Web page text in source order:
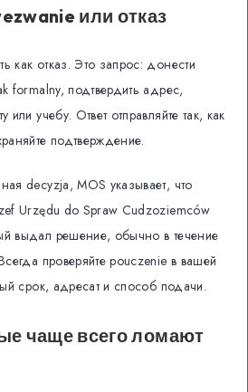
или отказ
как отказ. Это запрос: донести
formalny, подтвердить адрес,
или учебу. Ответ отправляйте так, как
подтверждение.
decyzja, MOS указывает, что
Urzędu do Spraw Cudzoziemców
выдал решение, обычно в течение
проверяйте pouczenie в вашей
срок, адресат и способ подачи.
чаще всего ломают